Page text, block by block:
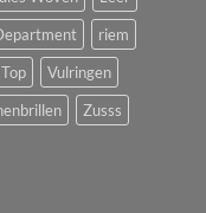
riem
Top
Vulringen
Zusss